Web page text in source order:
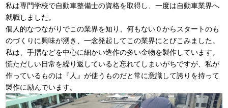
私は専門学校で自動車整備士の資格を取得し、一度は自動車業界へ
就職しました。
個人的なつながりでこの業界を知り、何もない０からスタートのも
のづくりに興味が湧き、一念発起してこの業界にとびこみました。
私は、手摺などを中心に細かい造作の多い金物を製作しています。
慌ただしい日常を繰り返していると忘れてしまいがちですが、私が
作っているものは『人』が使うものだと常に意識して誇りを持って
製作に励んでいます。